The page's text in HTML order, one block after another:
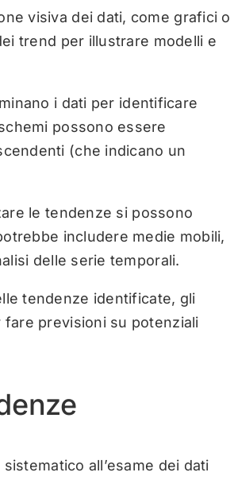
visiva dei dati, come grafici o
trend per illustrare modelli e
i dati per identificare
possono essere
(che indicano un
le tendenze si possono
includere medie mobili,
delle serie temporali.
tendenze identificate, gli
previsioni su potenziali
all’esame dei dati